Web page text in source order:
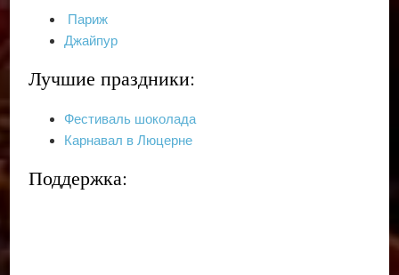
Париж
Джайпур
Лучшие праздники:
Фестиваль шоколада
Карнавал в Люцерне
Поддержка: